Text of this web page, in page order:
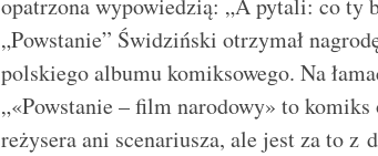
opatrzona wypowiedzią: „A pytali: co ty
„Powstanie” Świdziński otrzymał
polskiego albumu komiksowego. Na
„«Powstanie – film narodowy» to
reżysera ani scenariusza, ale jest za to z